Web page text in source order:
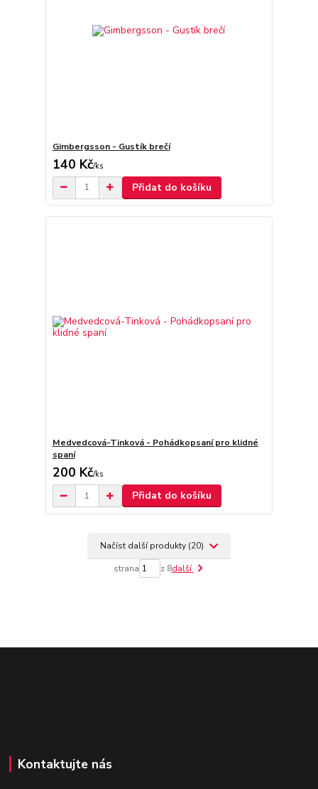
Gimbergsson - Gustík brečí
140 Kč/ks
Přidat do košíku
Medvedcová-Tinková - Pohádkopsaní pro klidné
spaní
200 Kč/ks
Přidat do košíku
Načíst další produkty (20)
strana z 8další
Kontaktujte nás